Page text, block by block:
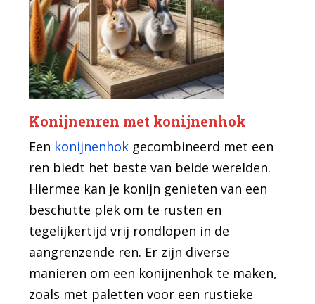
Konijnenren met konijnenhok
Een konijnenhok gecombineerd met een
ren biedt het beste van beide werelden.
Hiermee kan je konijn genieten van een
beschutte plek om te rusten en
tegelijkertijd vrij rondlopen in de
aangrenzende ren. Er zijn diverse
manieren om een konijnenhok te maken,
zoals met paletten voor een rustieke